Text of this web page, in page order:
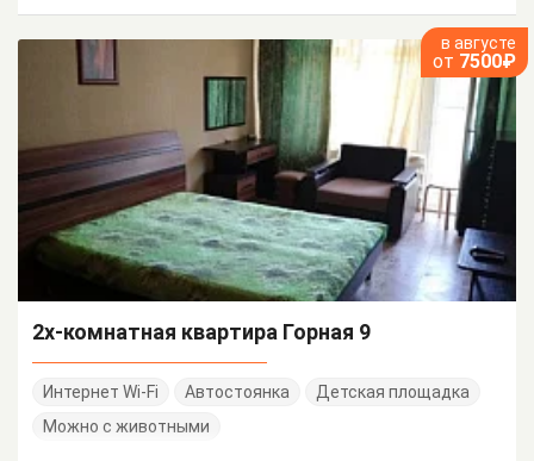
в августе
от 7500₽
2х-комнатная квартира Горная 9
Интернет Wi-Fi Автостоянка
Детская площадка
Можно с животными